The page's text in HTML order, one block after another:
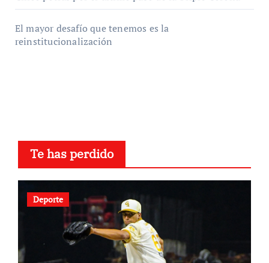
El mayor desafío que tenemos es la
reinstitucionalización
Te has perdido
Deporte